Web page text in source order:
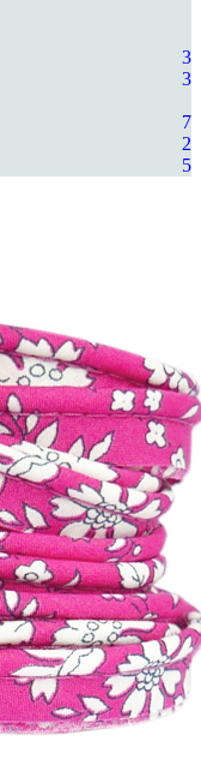
3
3
7
2
5